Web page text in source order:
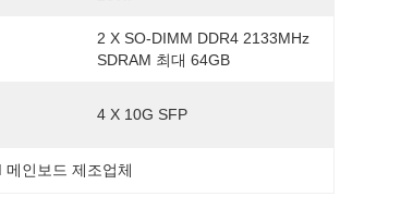
2 X SO-DIMM DDR4 2133MHz
SDRAM 최대 64GB
4 X 10G SFP
메인보드 제조업체